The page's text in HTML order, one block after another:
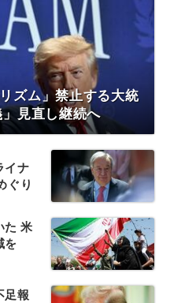
ズム」禁止する大統
見直し継続へ
イナ
ぐり
た 米
を
足報